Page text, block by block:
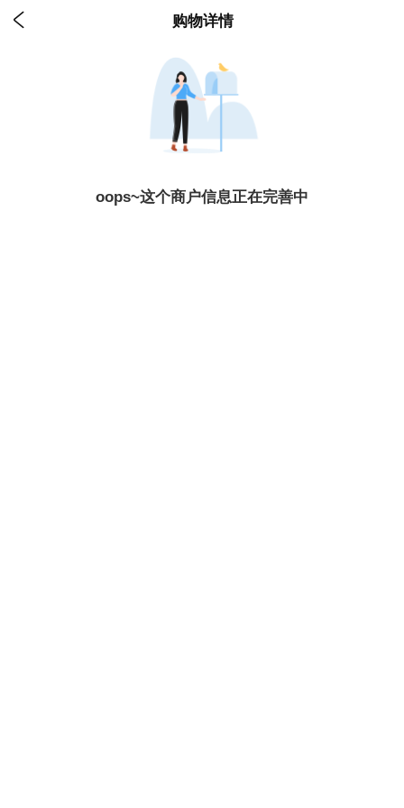
 购物详情
oops~这个商户信息正在完善中